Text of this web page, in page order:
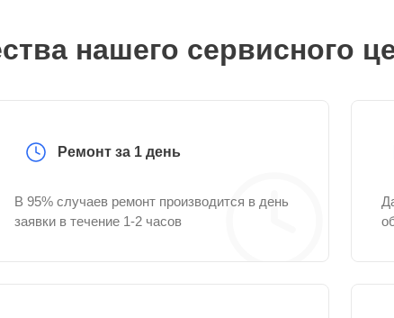
нашего сервисного
Ремонт за 1 день
В 95% случаев ремонт производится в день
заявки в течение 1-2 часов